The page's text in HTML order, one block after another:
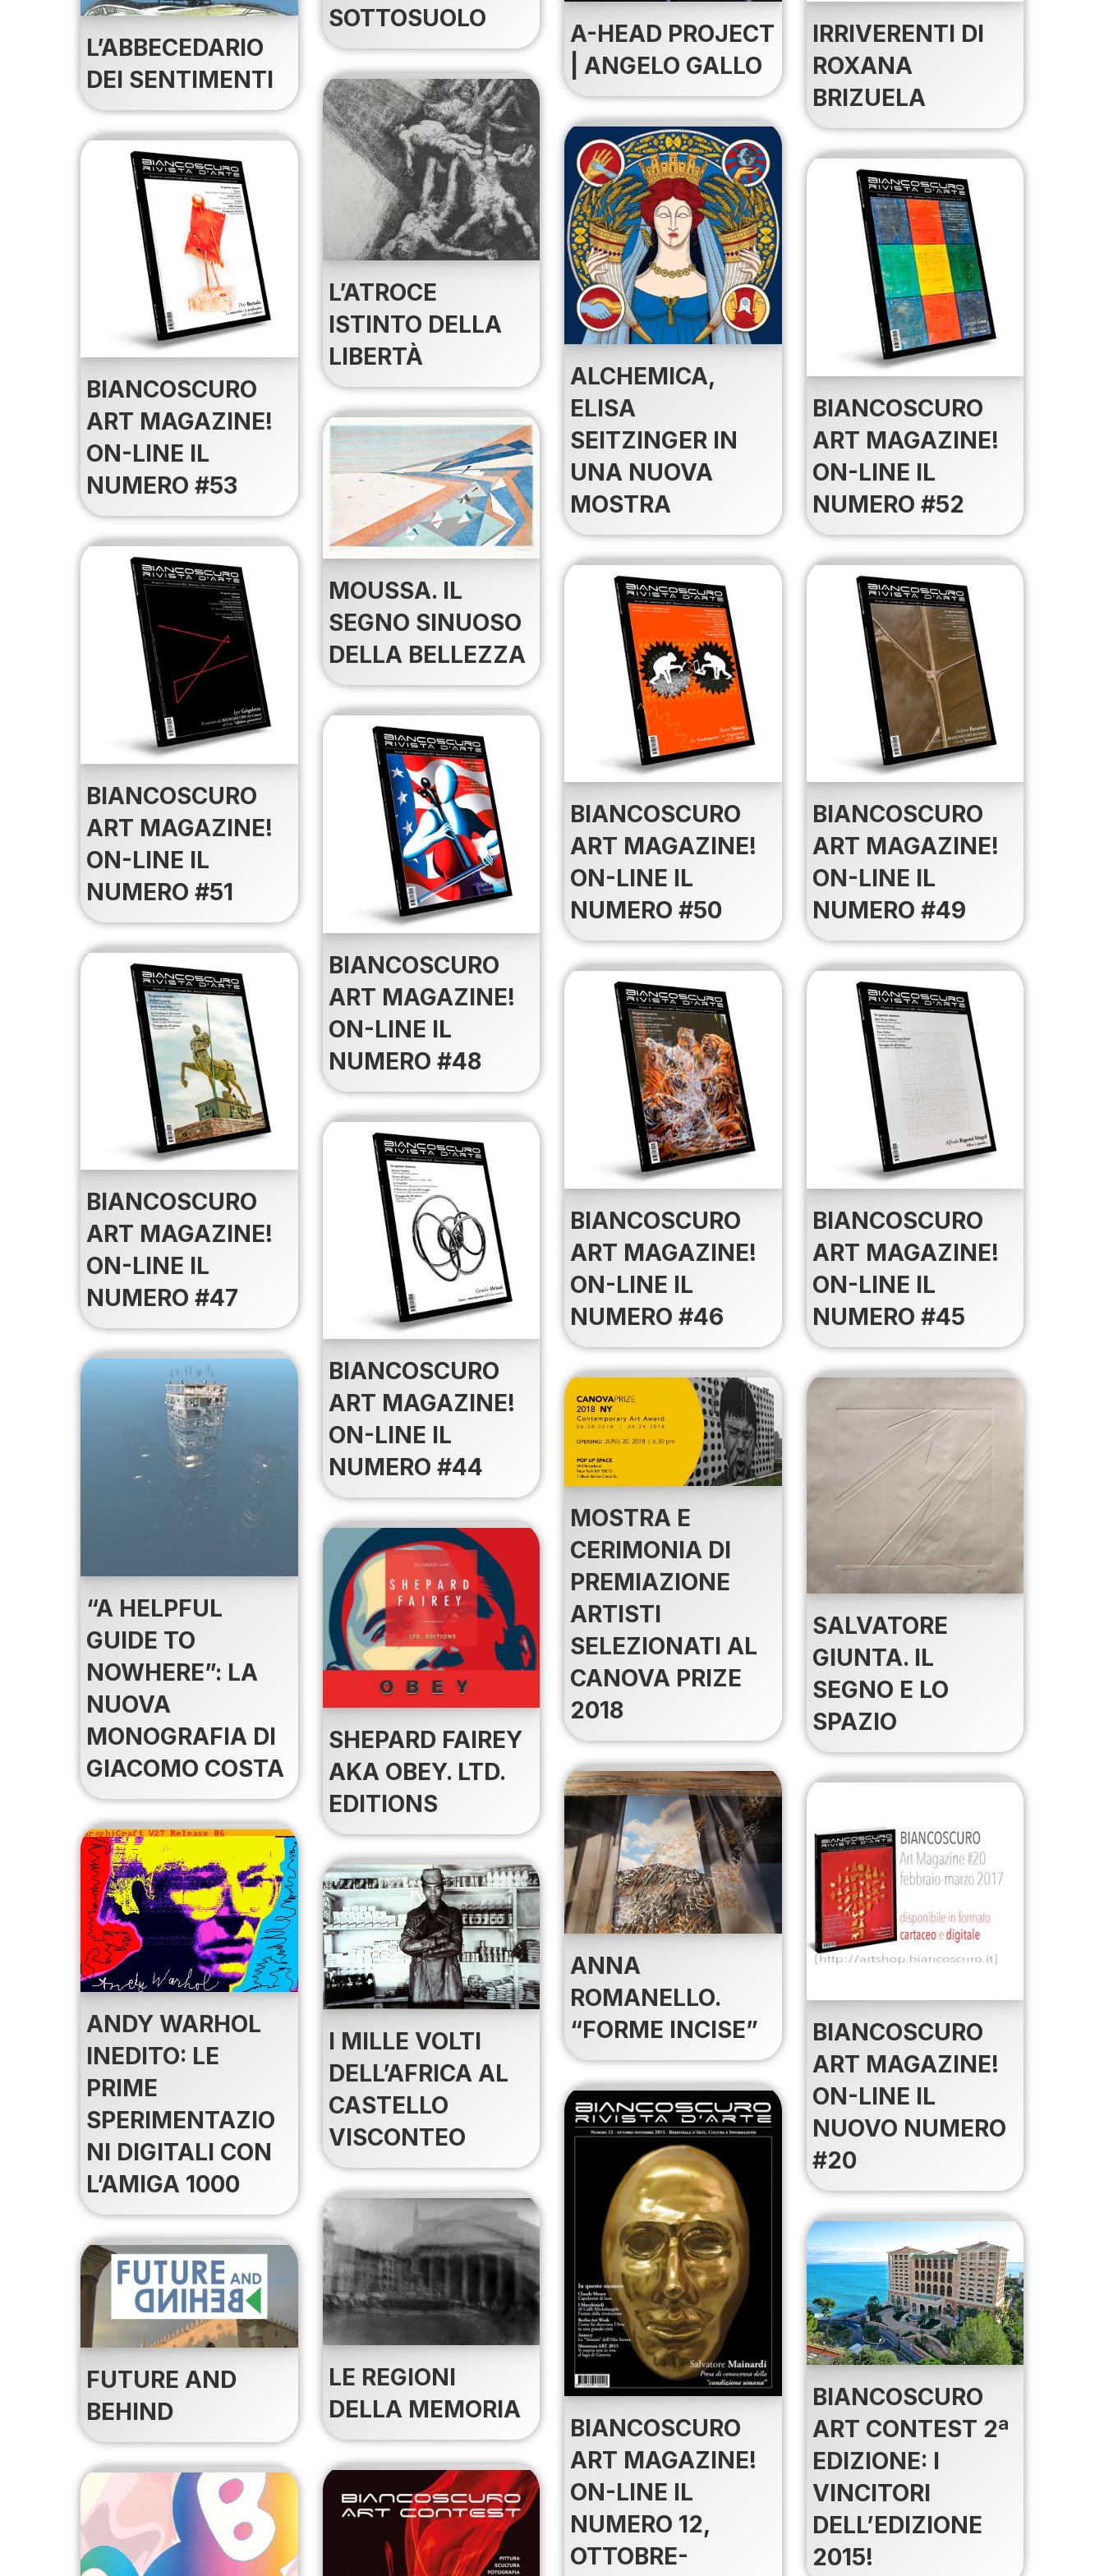
L’ABBECEDARIO
DEI SENTIMENTI
SOTTOSUOLO
A-HEAD PROJECT
| ANGELO GALLO
IRRIVERENTI DI
ROXANA
BRIZUELA
L’ATROCE
ISTINTO DELLA
LIBERTÀ
ALCHEMICA,
ELISA
SEITZINGER IN
UNA NUOVA
MOSTRA
BIANCOSCURO
ART MAGAZINE!
ON-LINE IL
NUMERO #53
BIANCOSCURO
ART MAGAZINE!
ON-LINE IL
NUMERO #52
MOUSSA. IL
SEGNO SINUOSO
DELLA BELLEZZA
BIANCOSCURO
ART MAGAZINE!
ON-LINE IL
NUMERO #51
BIANCOSCURO
ART MAGAZINE!
ON-LINE IL
NUMERO #50
BIANCOSCURO
ART MAGAZINE!
ON-LINE IL
NUMERO #49
BIANCOSCURO
ART MAGAZINE!
ON-LINE IL
NUMERO #48
BIANCOSCURO
ART MAGAZINE!
ON-LINE IL
NUMERO #47
BIANCOSCURO
ART MAGAZINE!
ON-LINE IL
NUMERO #46
BIANCOSCURO
ART MAGAZINE!
ON-LINE IL
NUMERO #45
BIANCOSCURO
ART MAGAZINE!
ON-LINE IL
NUMERO #44
“A HELPFUL
GUIDE TO
NOWHERE”: LA
NUOVA
MONOGRAFIA DI
GIACOMO COSTA
MOSTRA E
CERIMONIA DI
PREMIAZIONE
ARTISTI
SELEZIONATI AL
CANOVA PRIZE
2018
SALVATORE
GIUNTA. IL
SEGNO E LO
SPAZIO
SHEPARD FAIREY
AKA OBEY. LTD.
EDITIONS
ANNA
ROMANELLO.
“FORME INCISE”
BIANCOSCURO
ART MAGAZINE!
ON-LINE IL
NUOVO NUMERO
#20
ANDY WARHOL
INEDITO: LE
PRIME
SPERIMENTAZIO
NI DIGITALI CON
L’AMIGA 1000
I MILLE VOLTI
DELL’AFRICA AL
CASTELLO
VISCONTEO
BIANCOSCURO
ART MAGAZINE!
ON-LINE IL
NUMERO 12,
OTTOBRE-
LE REGIONI
DELLA MEMORIA
BIANCOSCURO
ART CONTEST 2ª
EDIZIONE: I
VINCITORI
DELL’EDIZIONE
2015!
FUTURE AND
BEHIND